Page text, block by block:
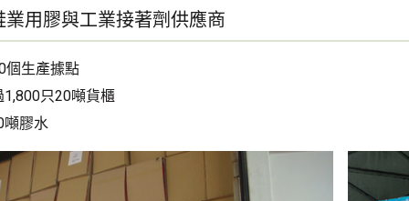
業用膠與工業接著劑供應商
個生產據點
只20噸貨櫃
噸膠水